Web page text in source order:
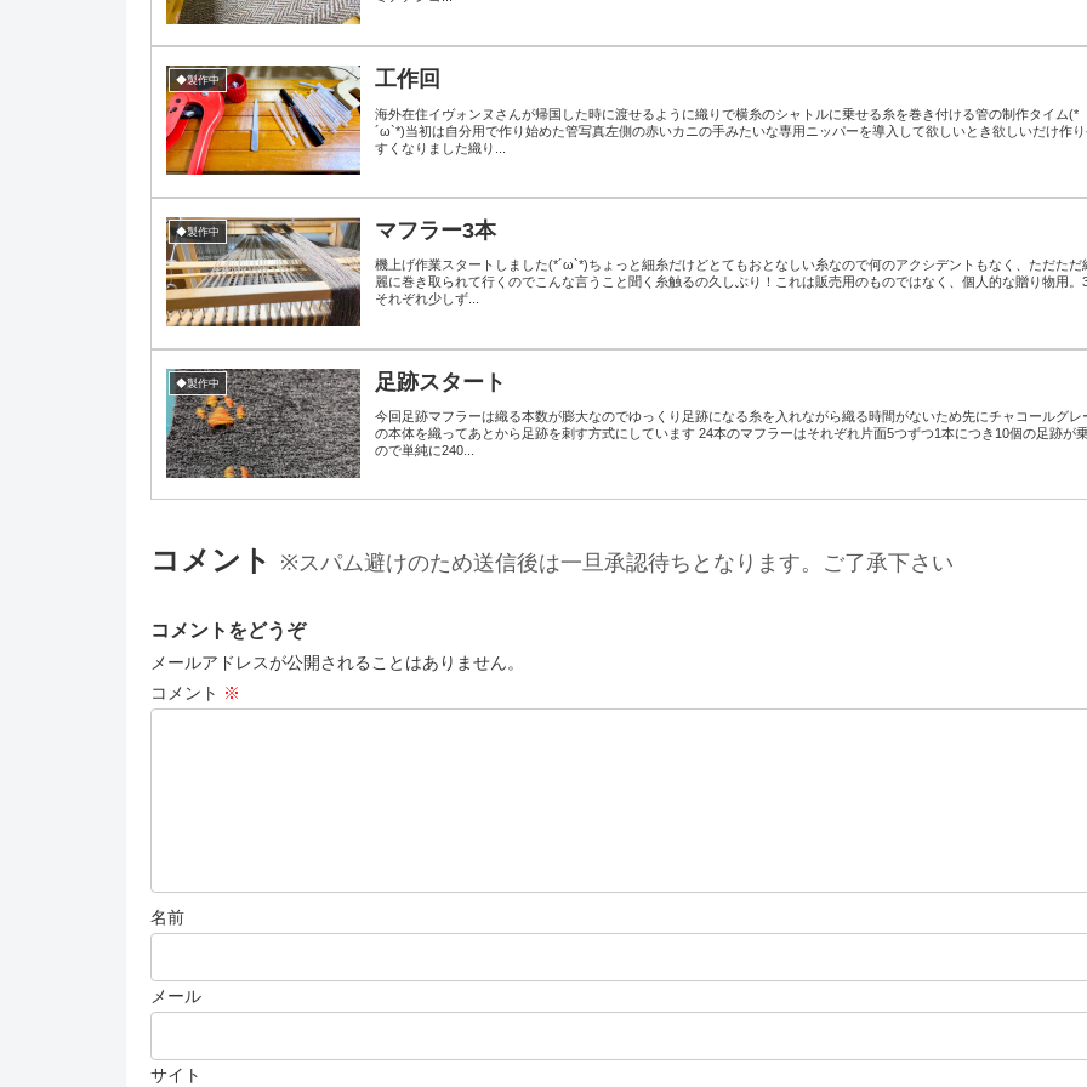
◆製作中 工作回
海外在住イヴォンヌさんが帰国した時に渡せるように織りで横糸のシャトルに乗せる糸を巻き付ける管の制作タイム(*
´ω`*)当初は自分用で作り始めた管写真左側の赤いカニの手みたいな専用ニッパーを導入して欲しいとき欲しいだけ作
すくなりました織り...
◆製作中 マフラー3本
機上げ作業スタートしました(*´ω`*)ちょっと細糸だけどとてもおとなしい糸なので何のアクシデントもなく、ただただ
麗に巻き取られて行くのでこんな言うこと聞く糸触るの久しぶり！これは販売用のものではなく、個人的な贈り物用。
それぞれ少しず...
◆製作中 足跡スタート
今回足跡マフラーは織る本数が膨大なのでゆっくり足跡になる糸を入れながら織る時間がないため先にチャコールグレ
の本体を織ってあとから足跡を刺す方式にしています 24本のマフラーはそれぞれ片面5つずつ1本につき10個の足跡が
ので単純に240...
コメント ※スパム避けのため送信後は一旦承認待ちとなります。ご了承下さい
コメントをどうぞ
メールアドレスが公開されることはありません。
コメント ※
名前
メール
サイト